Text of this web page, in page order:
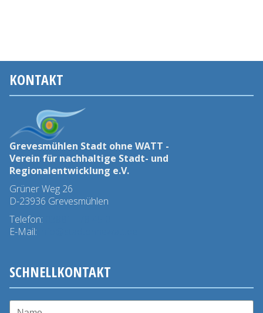
KONTAKT
Grevesmühlen Stadt ohne WATT -
Verein für nachhaltige Stadt- und
Regionalentwicklung e.V.
Grüner Weg 26
D-23936 Grevesmühlen
Telefon:
E-Mail:
SCHNELLKONTAKT